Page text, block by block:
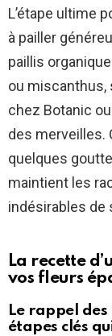
L’étape ultime
à pailler
paillis
ou miscanthus,
chez Botanic
des merveilles.
quelques
maintient les
indésirables de
La recette
vos fleurs
Le rappel
étapes clés